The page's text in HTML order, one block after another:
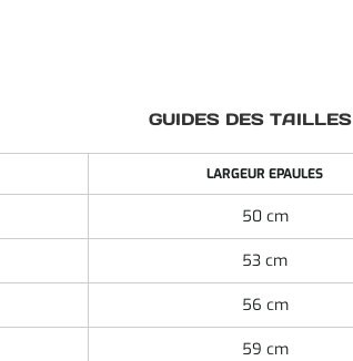
GUIDES DES TAILLES
LARGEUR EPAULES
50 cm
53 cm
56 cm
59 cm